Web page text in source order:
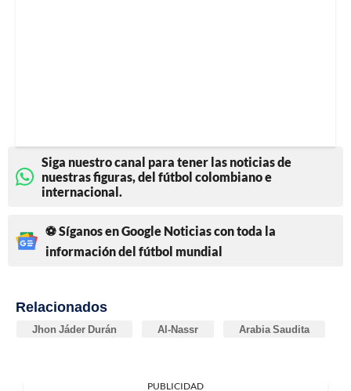
Siga nuestro canal para tener las noticias de
nuestras figuras, del fútbol colombiano e
internacional.
⚽ Síganos en Google Noticias con toda la
información del fútbol mundial
Relacionados
Jhon Jáder Durán Al-Nassr Arabia Saudita
PUBLICIDAD